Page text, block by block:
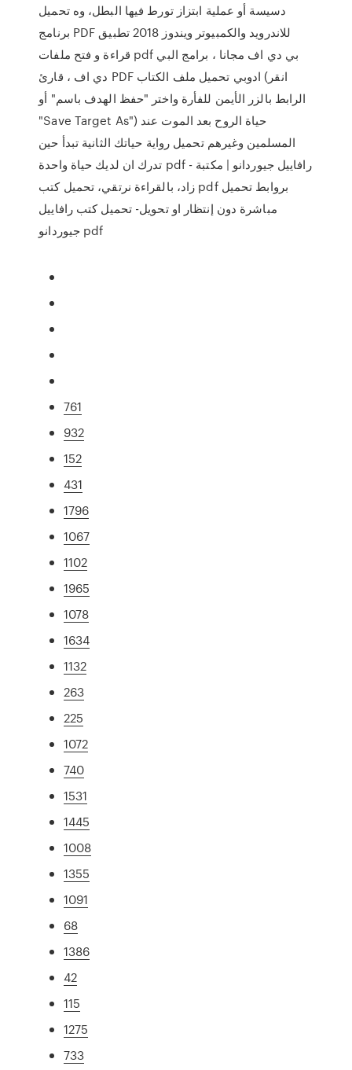
دسيسة أو عملية ابتزاز تورط فيها البطل، وه تحميل
برنامج PDF للاندرويد والكمبيوتر ويندوز 2018 تطبيق
قراءة و فتح ملفات pdf بي دي اف مجانا ، برامج البي
دي اف ، قارئ PDF ادوبي تحميل ملف الكتاب (انقر
الرابط بالزر الأيمن للفأرة واختر "حفظ الهدف باسم" أو
"Save Target As") حياة الروح بعد الموت عند
المسلمين وغيرهم تحميل رواية حياتك الثانية تبدأ حين
تدرك ان لديك حياة واحدة pdf - رافاييل جيوردانو | مكتبة
زاد، بالقراءة نرتقي، تحميل كتب pdf بروابط تحميل
مباشرة دون إنتظار او تحويل- تحميل كتب رافاييل
جيوردانو pdf
761
932
152
431
1796
1067
1102
1965
1078
1634
1132
263
225
1072
740
1531
1445
1008
1355
1091
68
1386
42
115
1275
733